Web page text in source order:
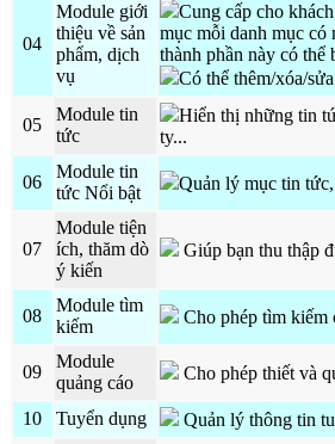
04
Module giới
thiệu về sản
phẩm, dịch
vụ
Cung cấp cho
mục mỗi danh mục có
thành phần này có thể
Có thể thêm/xóa/
05
Module tin
tức
Hiển thị những tin
ty...
06
Module tin
tức Nổi bật
Quản lý mục tin
07
Module tiện
ích, thăm dò
ý kiến
Giúp bạn thu thập
08
Module tìm
kiếm
Cho phép tìm kiếm
09
Module
quảng cáo
Cho phép thiết và
10 Tuyển dụng Quản lý thông tin